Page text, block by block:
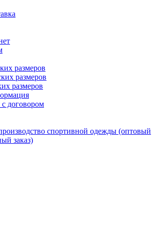
размеров
размеров
размеров
договором
спортивной одежды (оптовый
заказ)